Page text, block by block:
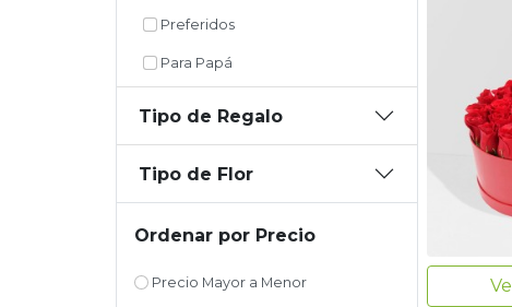
Preferidos
Para Papá
Tipo de Regalo
Tipo de Flor
Ordenar por Precio
Precio Mayor a Menor